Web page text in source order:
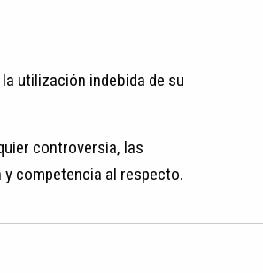
utilización indebida de su
controversia, las
competencia al respecto.